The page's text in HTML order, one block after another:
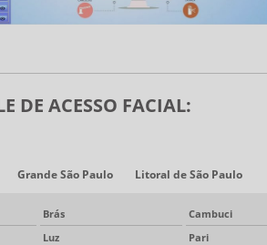
DE ACESSO FACIAL:
Grande São Paulo Litoral de São Paulo
Brás Cambuci
Luz Pari